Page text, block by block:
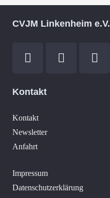
CVJM Linkenheim e.V.
Kontakt
Kontakt
Newsletter
Anfahrt
Impressum
Datenschutzerklärung